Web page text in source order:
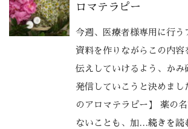
ロマテラピー
今週、医療者様専用に行う
資料を作りながらこの内容
伝えしていけるよう、かみ
発信していこうと決めまし
のアロマテラピー】 薬の
ないことも、加 …続きを読